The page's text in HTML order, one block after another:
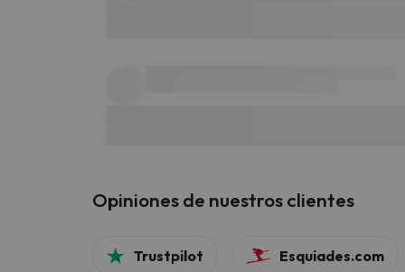
Opiniones de nuestros clientes
Trustpilot Esquiades.com